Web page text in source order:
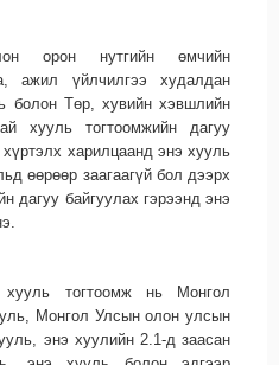
орон нутгийн өмчийн
ажил үйлчилгээ худалдан
болон Төр, хувийн хэвшлийн
хууль тогтоомжийн дагуу
хүртэлх харилцаанд энэ хууль
өөрөөр заагаагүй бол дээрх
дагуу байгуулах гэрээнд энэ
хууль тогтоомж нь Монгол
Монгол Улсын олон улсын
энэ хуулийн 2.1-д заасан